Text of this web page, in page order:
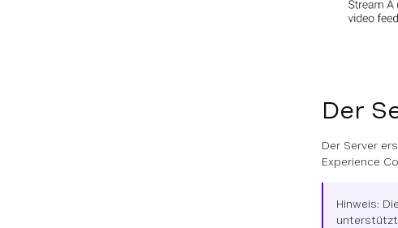
Der
Der Server
Experience
Hinweis: